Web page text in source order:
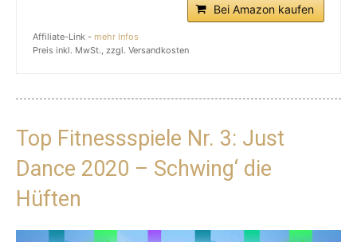
Bei Amazon kaufen
Affiliate-Link - mehr Infos
Preis inkl. MwSt., zzgl. Versandkosten
Top Fitnessspiele Nr. 3: Just
Dance 2020 – Schwing‘ die
Hüften